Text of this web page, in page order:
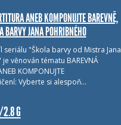
ANEB KOMPONUJTE BAREVNĚ,
BARVY JANA POHRIBNÉHO
seriálu "Škola barvy od Mistra Jana
věnován tématu BAREVNÁ
KOMPONUJTE
Vyberte si alespoň…
G